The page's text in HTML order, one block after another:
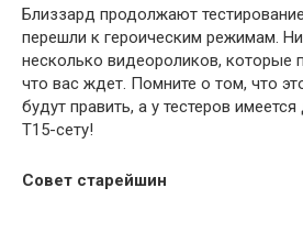
Близзард продолжают
перешли к героическим режимам.
несколько видеороликов, которые
что вас ждет. Помните о том, что
будут править, а у тестеров
Т15-сету!
Совет старейшин